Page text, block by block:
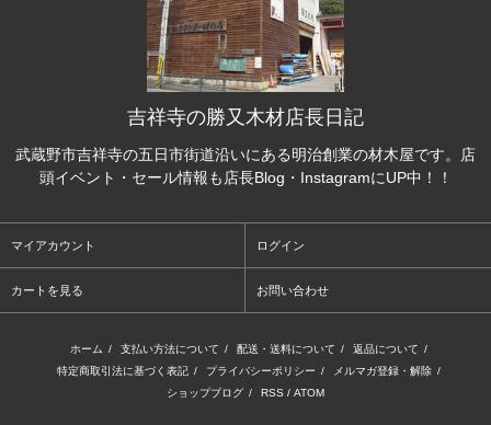
吉祥寺の勝又木材店長日記
武蔵野市吉祥寺の五日市街道沿いにある明治創業の材木屋です。店
頭イベント・セール情報も店長Blog・InstagramにUP中！！
マイアカウント ログイン
カートを見る お問い合わせ
ホーム / 支払い方法について / 配送・送料について / 返品について /
特定商取引法に基づく表記 / プライバシーポリシー / メルマガ登録・解除 /
ショップブログ / RSS / ATOM